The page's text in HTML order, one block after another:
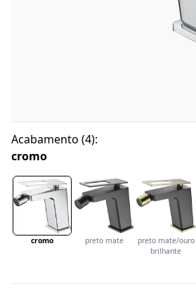
Acabamento (4):
cromo
cromo preto mate
preto mate/ouro
brilhante